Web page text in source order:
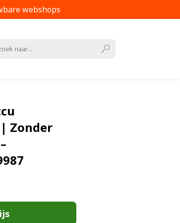
webshops
Zonder